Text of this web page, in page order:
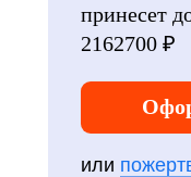
принесет
2162700 ₽
или